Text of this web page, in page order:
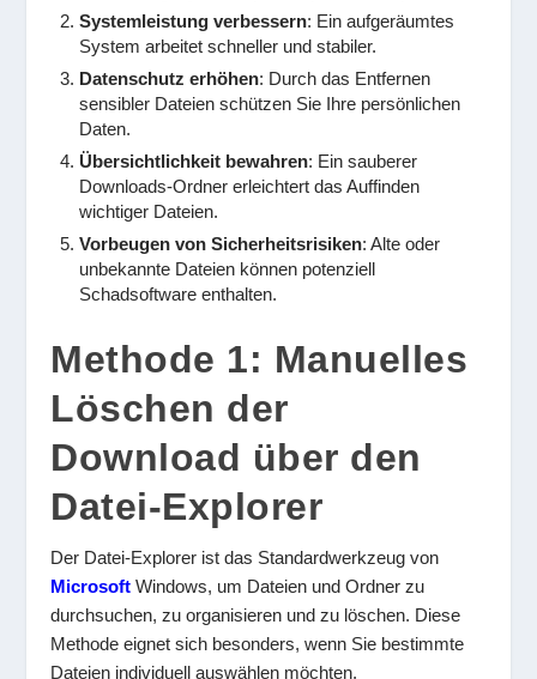
Systemleistung verbessern: Ein aufgeräumtes
System arbeitet schneller und stabiler.
Datenschutz erhöhen: Durch das Entfernen
sensibler Dateien schützen Sie Ihre persönlichen
Daten.
Übersichtlichkeit bewahren: Ein sauberer
Downloads-Ordner erleichtert das Auffinden
wichtiger Dateien.
Vorbeugen von Sicherheitsrisiken: Alte oder
unbekannte Dateien können potenziell
Schadsoftware enthalten.
Methode 1: Manuelles
Löschen der
Download über den
Datei-Explorer
Der Datei-Explorer ist das Standardwerkzeug von
Microsoft Windows, um Dateien und Ordner zu
durchsuchen, zu organisieren und zu löschen. Diese
Methode eignet sich besonders, wenn Sie bestimmte
Dateien individuell auswählen möchten.